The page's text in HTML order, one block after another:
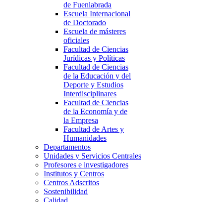
de Fuenlabrada
Escuela Internacional
de Doctorado
Escuela de másteres
oficiales
Facultad de Ciencias
Jurídicas y Políticas
Facultad de Ciencias
de la Educación y del
Deporte y Estudios
Interdisciplinares
Facultad de Ciencias
de la Economía y de
la Empresa
Facultad de Artes y
Humanidades
Departamentos
Unidades y Servicios Centrales
Profesores e investigadores
Institutos y Centros
Centros Adscritos
Sostenibilidad
Calidad